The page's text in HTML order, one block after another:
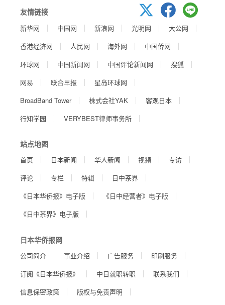
友情链接
新华网 中国网 新浪网 光明网
大公网
香港经济网
人民网 海外网
中国侨网
环球网
中国新闻网 中国评论新闻网
搜狐
网易
联合早报
星岛环球网
BroadBand Tower
株式会社YAK
客观日本
行知学园
VERYBEST律师事务所
站点地图
首页 日本新闻 华人新闻 视频
专访
评论
专栏 特辑
日中茶界
《日本华侨报》电子版
《日中经营者》电子版
《日中茶界》电子版
日本华侨报网
公司简介 事业介绍 广告服务
印刷服务
订阅《日本华侨报》
中日就职转职
联系我们
信息保密政策
版权与免责声明